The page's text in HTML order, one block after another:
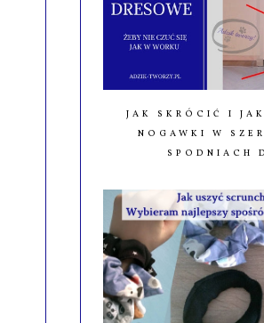
JAK SKRÓCIĆ I
NOGAWKI W
SPODNIACH